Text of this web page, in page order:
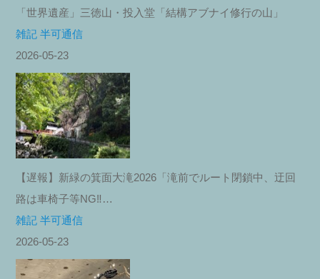
「世界遺産」三徳山・投入堂「結構アブナイ修行の山」
雑記 半可通信
2026-05-23
【遅報】新緑の箕面大滝2026「滝前でルート閉鎖中、迂回
路は車椅子等NG‼︎…
雑記 半可通信
2026-05-23